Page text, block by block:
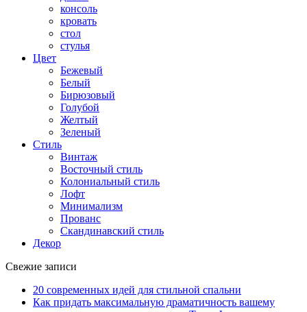
консоль
кровать
стол
стулья
Цвет
Бежевый
Белый
Бирюзовый
Голубой
Желтый
Зеленый
Стиль
Винтаж
Восточный стиль
Колониальный стиль
Лофт
Минимализм
Прованс
Скандинавский стиль
Декор
Свежие записи
20 современных идей для стильной спальни
Как придать максимальную драматичность вашему